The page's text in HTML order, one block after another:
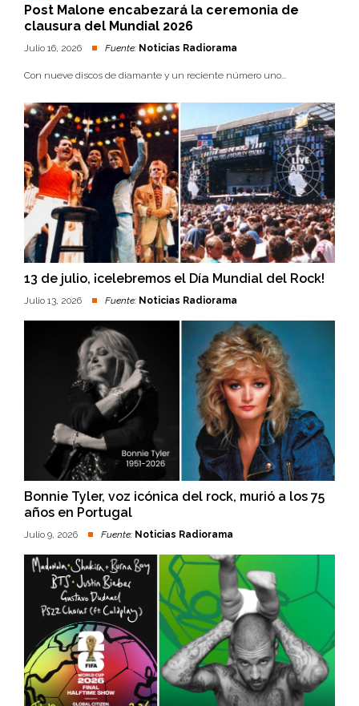
Post Malone encabezará la ceremonia de
clausura del Mundial 2026
Julio 16, 2026 Fuente: Noticias Radiorama
Con nueve discos de diamante y un reciente número uno...
13 de julio, ¡celebremos el Día Mundial del Rock!
Julio 13, 2026 Fuente: Noticias Radiorama
Bonnie Tyler, voz icónica del rock, murió a los 75
años en Portugal
Julio 9, 2026 Fuente: Noticias Radiorama